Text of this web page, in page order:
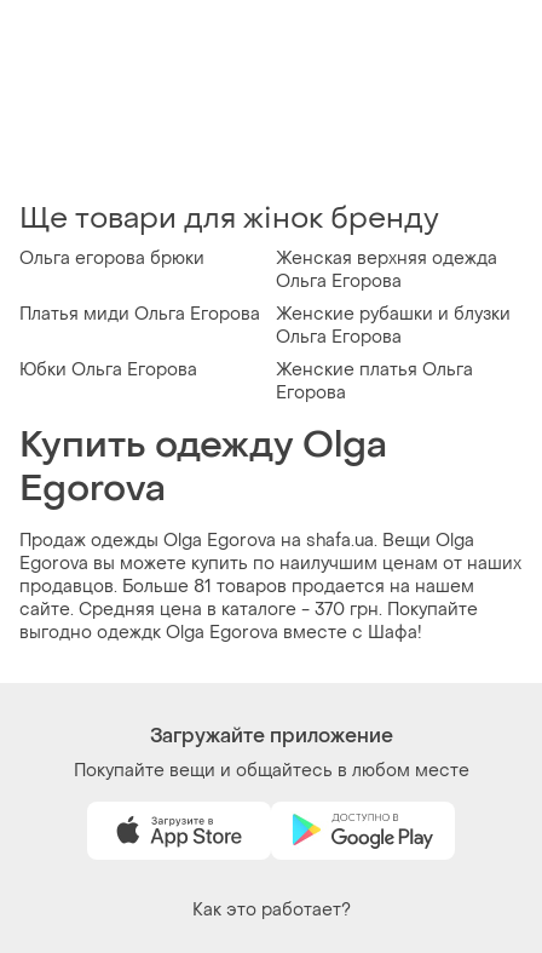
Ще товари для жінок бренду
Ольга егорова брюки
Женская верхняя одежда
Ольга Егорова
Платья миди Ольга Егорова
Женские рубашки и блузки
Ольга Егорова
Юбки Ольга Егорова
Женские платья Ольга
Егорова
Купить одежду Olga
Egorova
Продаж одежды Olga Egorova на shafa.ua. Вещи Olga
Egorova вы можете купить по наилучшим ценам от наших
продавцов. Больше 81 товаров продается на нашем
сайте. Средняя цена в каталоге - 370 грн. Покупайте
выгодно одеждк Olga Egorova вместе с Шафа!
Загружайте приложение
Покупайте вещи и общайтесь в любом месте
Как это работает?